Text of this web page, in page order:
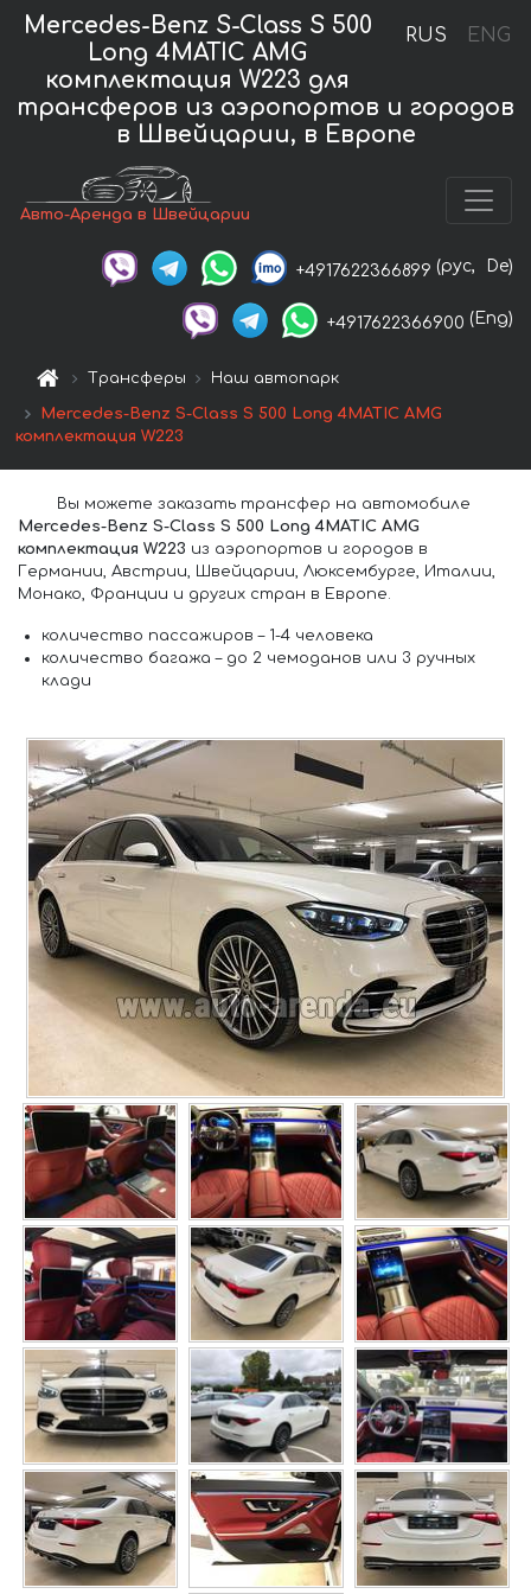
RUS ENG
Mercedes-Benz S-Class S 500
Long 4MATIC AMG
комплектация W223 для
трансферов из аэропортов и городов
в Швейцарии, в Европе
Авто-Аренда в Швейцарии
+4917622366899 (рус, De)
+4917622366900 (Eng)
Трансферы Наш автопарк
Mercedes-Benz S-Class S 500 Long 4MATIC AMG
комплектация W223
Вы можете заказать трансфер на автомобиле
Mercedes-Benz S-Class S 500 Long 4MATIC AMG
комплектация W223 из аэропортов и городов в
Германии, Австрии, Швейцарии, Люксембурге, Италии,
Монако, Франции и других стран в Европе.
количество пассажиров – 1-4 человека
количество багажа – до 2 чемоданов или 3 ручных
клади